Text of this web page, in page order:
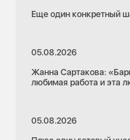
Еще один конкретный
05.08.2026
Жанна Сартакова:
любимая работа и эта
05.08.2026